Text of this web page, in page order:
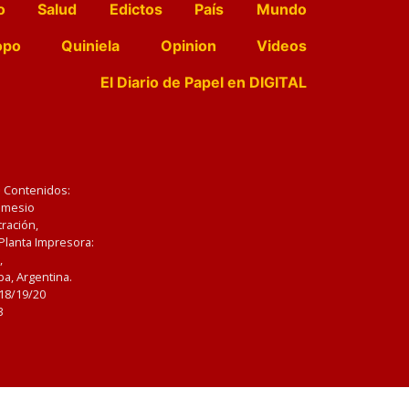
Salud Edictos País
Mundo
Quiniela Opinion
Videos
El Diario de Papel en DIGITAL
Impresora:
Argentina.
19/20